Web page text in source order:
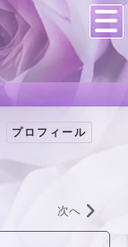
プロフィール
次へ